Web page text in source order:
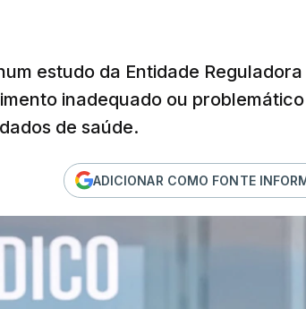
estudo da Entidade Reguladora
inadequado ou problemático
de saúde.
ADICIONAR COMO FONTE